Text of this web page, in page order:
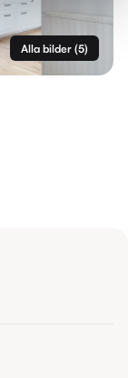
Alla bilder (5)